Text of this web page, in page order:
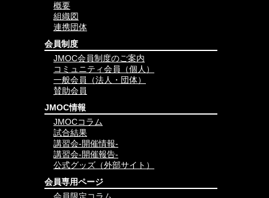
概要
組織図
連携団体
会員制度
JMOC会員制度のご案内
コミュニティ会員（個人）
一般会員（法人・団体）
賛助会員
JMOC情報
JMOCコラム
試合結果
講習会-開催情報-
講習会-開催報告-
公式グッズ（外部サイト）
会員専用ページ